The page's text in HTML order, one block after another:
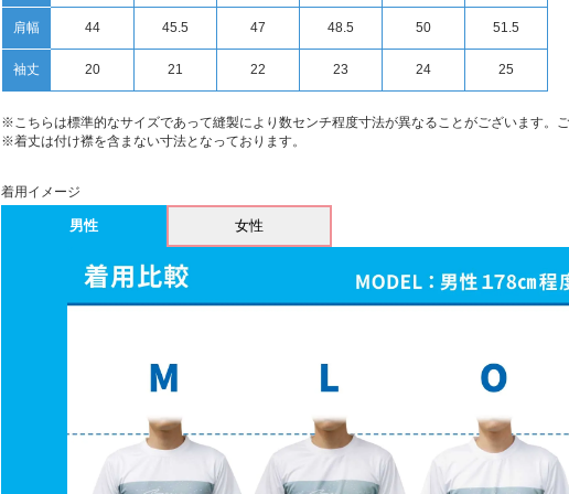
肩幅 44 45.5 47 48.5 50 51.5
袖丈 20 21 22 23 24 25
※こちらは標準的なサイズであって縫製により数センチ程度寸法が異なることがございます。ご
※着丈は付け襟を含まない寸法となっております。
着用イメージ
男性 女性